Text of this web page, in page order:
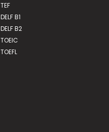
TEF
DELF B1
DELF B2
TOEIC
TOEFL